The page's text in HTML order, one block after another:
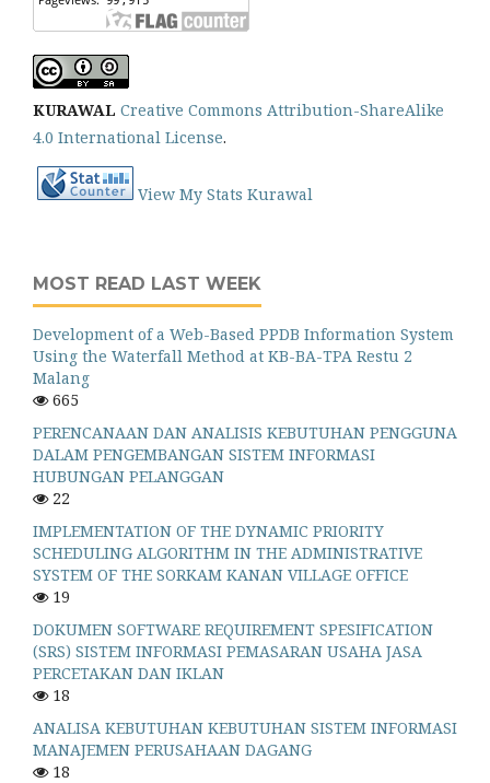
KURAWAL Creative Commons Attribution-ShareAlike
4.0 International License.
View My Stats Kurawal
MOST READ LAST WEEK
Development of a Web-Based PPDB Information System
Using the Waterfall Method at KB-BA-TPA Restu 2
Malang
665
PERENCANAAN DAN ANALISIS KEBUTUHAN PENGGUNA
DALAM PENGEMBANGAN SISTEM INFORMASI
HUBUNGAN PELANGGAN
22
IMPLEMENTATION OF THE DYNAMIC PRIORITY
SCHEDULING ALGORITHM IN THE ADMINISTRATIVE
SYSTEM OF THE SORKAM KANAN VILLAGE OFFICE
19
DOKUMEN SOFTWARE REQUIREMENT SPESIFICATION
(SRS) SISTEM INFORMASI PEMASARAN USAHA JASA
PERCETAKAN DAN IKLAN
18
ANALISA KEBUTUHAN KEBUTUHAN SISTEM INFORMASI
MANAJEMEN PERUSAHAAN DAGANG
18